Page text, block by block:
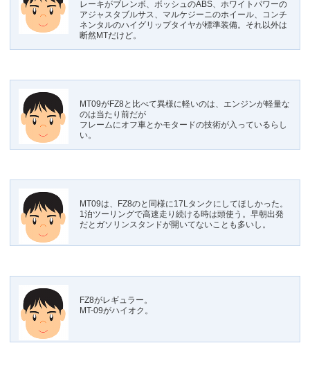
レーキがブレンボ、ボッシュのABS、ホワイトパワーの
アジャスタブルサス、マルケジーニのホイール、コンチ
ネンタルのハイグリップタイヤが標準装備。それ以外は
断然MTだけど。
MT09がFZ8と比べて異様に軽いのは、エンジンが軽量な
のは当たり前だが
フレームにオフ車とかモタードの技術が入っているらし
い。
MT09は、FZ8のと同様に17Lタンクにしてほしかった。
1泊ツーリングで高速走り続ける時は頭使う。早朝出発
だとガソリンスタンドが開いてないことも多いし。
FZ8がレギュラー。
MT-09がハイオク。